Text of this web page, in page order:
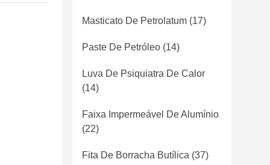
Masticato De Petrolatum (17)
Paste De Petróleo (14)
Luva De Psiquiatra De Calor
(14)
Faixa Impermeável De Alumínio
(22)
Fita De Borracha Butílica (37)